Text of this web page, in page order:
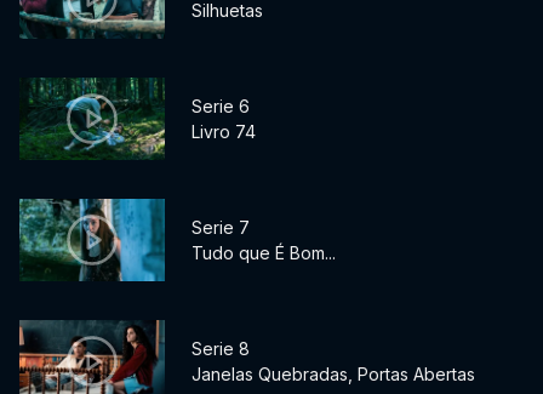
Silhuetas
Serie 6
Livro 74
Serie 7
Tudo que É Bom...
Serie 8
Janelas Quebradas, Portas Abertas